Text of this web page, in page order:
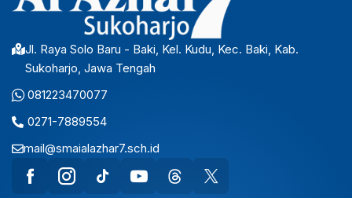
Jl. Raya Solo Baru - Baki, Kel. Kudu, Kec. Baki, Kab.
Sukoharjo, Jawa Tengah
081223470077
0271-7889554
mail@smaialazhar7.sch.id